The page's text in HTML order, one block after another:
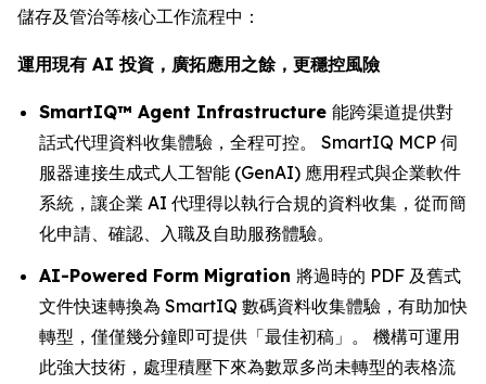
儲存及管治等核心工作流程中：
運用現有 AI 投資，廣拓應用之餘，更穩控風險
SmartIQ™ Agent Infrastructure 能跨渠道提供對
話式代理資料收集體驗，全程可控。 SmartIQ MCP 伺
服器連接生成式人工智能 (GenAI) 應用程式與企業軟件
系統，讓企業 AI 代理得以執行合規的資料收集，從而簡
化申請、確認、入職及自助服務體驗。
AI-Powered Form Migration 將過時的 PDF 及舊式
文件快速轉換為 SmartIQ 數碼資料收集體驗，有助加快
轉型，僅僅幾分鐘即可提供「最佳初稿」。 機構可運用
此強大技術，處理積壓下來為數眾多尚未轉型的表格流